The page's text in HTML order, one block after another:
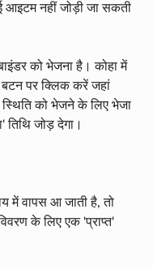
आइटम नहीं जोड़ी जा सकती
को भेजना है। कोहा में
पर क्लिक करें जहां
को भेजने के लिए भेजा
जोड़ देगा।
में वापस आ जाती है, तो
के लिए एक 'प्राप्त'